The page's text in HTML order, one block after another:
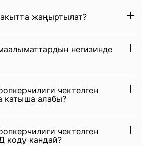
жаңыртылат?
негизинде
чектелген
катыша алабы?
чектелген
коду кандай?